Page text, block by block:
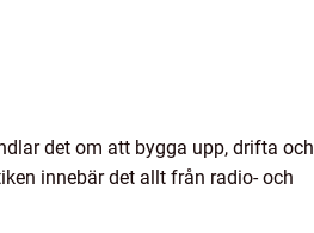
det om att bygga upp, drifta och
innebär det allt från radio- och